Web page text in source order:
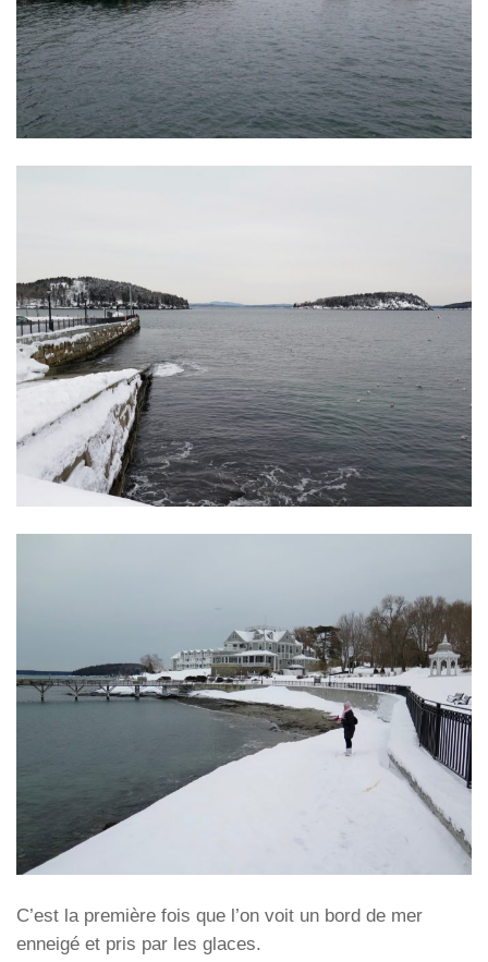
C’est la première fois que l’on voit un bord de mer
enneigé et pris par les glaces.